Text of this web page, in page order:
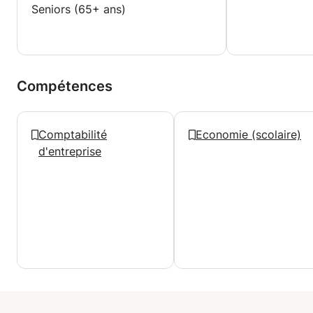
Seniors (65+ ans)
Compétences
Comptabilité
d'entreprise
Economie (scolaire)